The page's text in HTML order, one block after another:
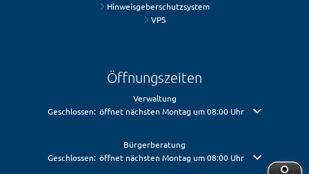
Hinweisgeberschutzsystem
VPS
Öffnungszeiten
Verwaltung
Klicken, um weitere Öffnungs- oder Schließzeiten auszublenden
Geschlossen: öffnet nächsten Montag um 08:00 Uhr
Bürgerberatung
Klicken, um weitere Öffnungs- oder Schließzeiten auszublenden
Geschlossen: öffnet nächsten Montag um 08:00 Uhr